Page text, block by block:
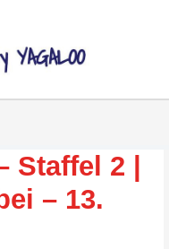
Staffel 2 |
– 13.